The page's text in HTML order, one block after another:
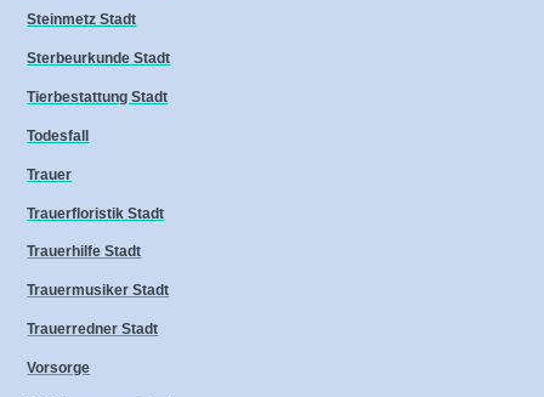
Steinmetz Stadt
Sterbeurkunde Stadt
Tierbestattung Stadt
Todesfall
Trauer
Trauerfloristik Stadt
Trauerhilfe Stadt
Trauermusiker Stadt
Trauerredner Stadt
Vorsorge